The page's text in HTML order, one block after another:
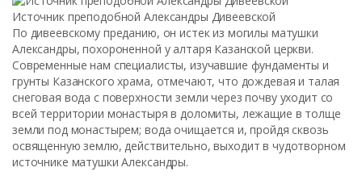
Источник преподобной Александры Дивеевской
По дивеевскому преданию, он истек из могилы матушки
Александры, похороненной у алтаря Казанской церкви.
Современные нам специалисты, изучавшие фундаменты и
грунты Казанского храма, отмечают, что дождевая и талая
снеговая вода с поверхности земли через почву уходит со
всей территории монастыря в доломиты, лежащие в толще
земли под монастырем; вода очищается и, пройдя сквозь
освященную землю, действительно, выходит в чудотворном
источнике матушки Александры.